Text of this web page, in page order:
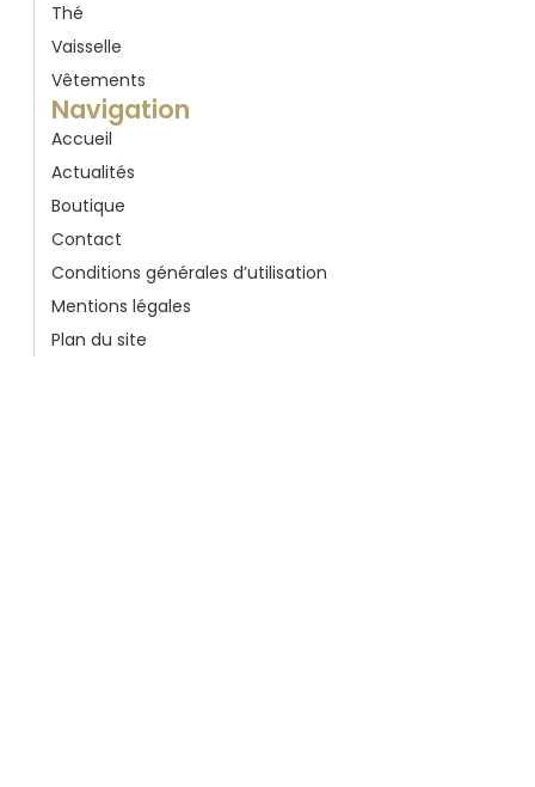
Thé
Vaisselle
Vêtements
Navigation
Accueil
Actualités
Boutique
Contact
Conditions générales d’utilisation
Mentions légales
Plan du site